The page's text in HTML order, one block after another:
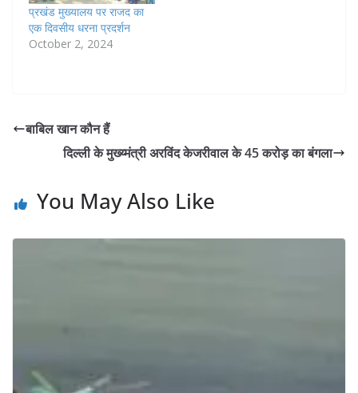
प्रखंड मुख्यालय पर राजद का
एक दिवसीय धरना प्रदर्शन
October 2, 2024
बाबिल खान कौन हैं
दिल्ली के मुख्य्मंत्री अरविंद केजरीवाल के 45 करोड़ का बंगला
You May Also Like